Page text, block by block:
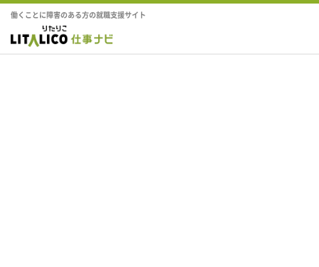
働くことに障害のある方の就職支援サイト